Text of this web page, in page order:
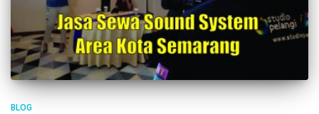
BLOG